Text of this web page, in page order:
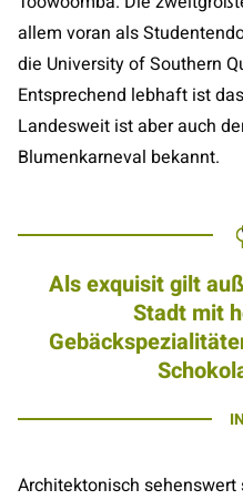
allem voran als
die University of Southern
Entsprechend lebhaft ist
Landesweit ist aber auch
Blumenkarneval bekannt.
Als exquisit gilt
Stadt mit
Architektonisch